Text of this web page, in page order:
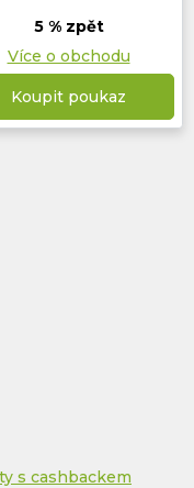
5 % zpět
Více o obchodu
Koupit poukaz
s cashbackem